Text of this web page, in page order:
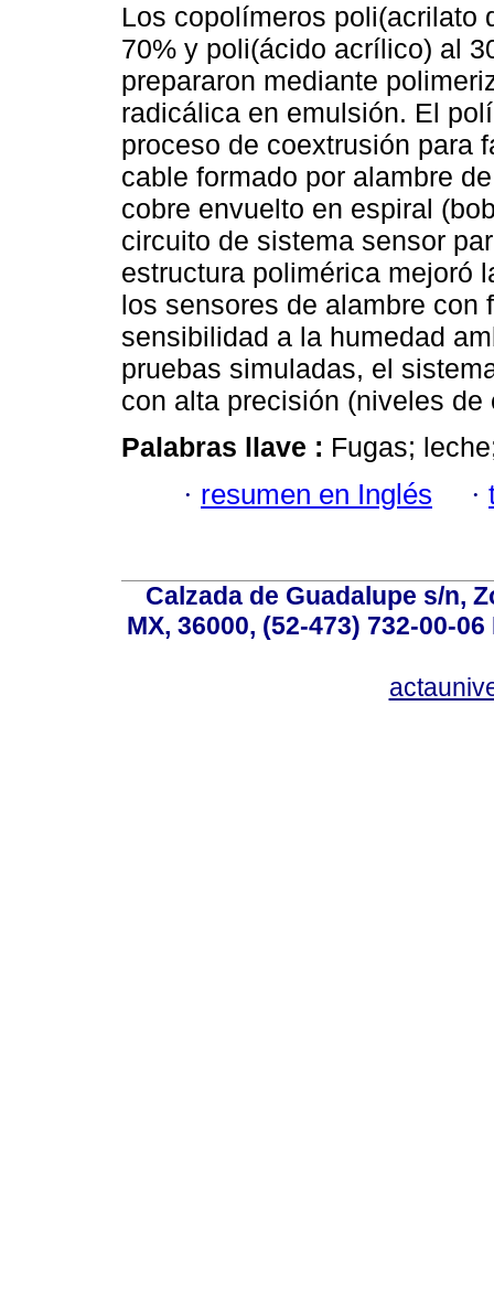
Los copolímeros poli(acrilato
70% y poli(ácido acrílico) al
prepararon mediante
radicálica en emulsión. El
proceso de coextrusión para
cable formado por alambre
cobre envuelto en espiral
circuito de sistema sensor
estructura polimérica mejoró
los sensores de alambre con
sensibilidad a la humedad
pruebas simuladas, el
con alta precisión (niveles de
Palabras llave : Fugas;
· resumen en Inglés ·
Calzada de Guadalupe s/n,
MX, 36000, (52-473) 732-00-